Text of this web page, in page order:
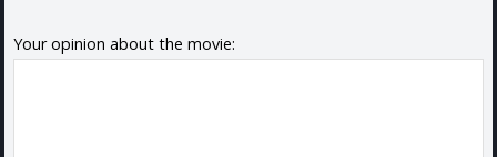
Your opinion about the movie: